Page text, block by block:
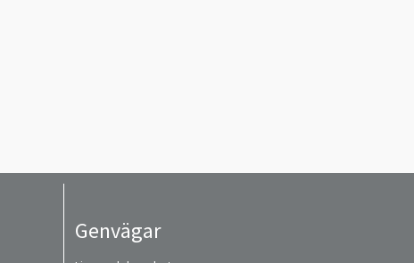
Genvägar